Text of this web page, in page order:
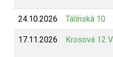
24.10.2026 Tálínská 10
17.11.2026 Krosová 12